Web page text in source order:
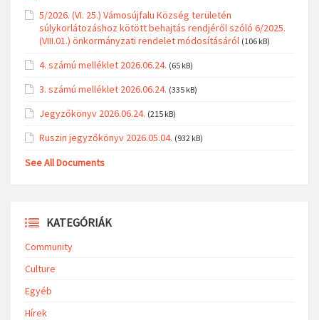
5/2026. (VI. 25.) Vámosújfalu Község területén
súlykorlátozáshoz kötött behajtás rendjéről szóló 6/2025.
(VIII.01.) önkormányzati rendelet módosításáról (106 kB)
4. számú melléklet 2026.06.24. (65 kB)
3. számú melléklet 2026.06.24. (335 kB)
Jegyzőkönyv 2026.06.24. (215 kB)
Ruszin jegyzőkönyv 2026.05.04. (932 kB)
See All Documents
KATEGÓRIÁK
Community
Culture
Egyéb
Hírek